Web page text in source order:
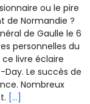
ou le pire
de Normandie ?
de Gaulle le 6
personnelles du
livre éclaire
Le succès de
Nombreux
[...]